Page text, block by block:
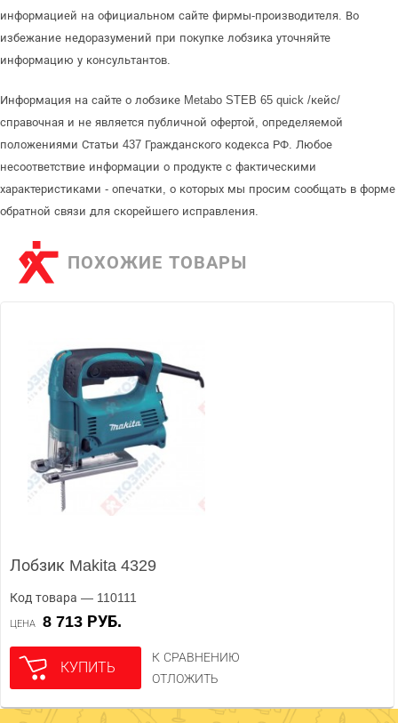
информацией на официальном сайте фирмы-производителя. Во
избежание недоразумений при покупке лобзика уточняйте
информацию у консультантов.
Информация на сайте о лобзике Metabo STEB 65 quick /кейс/
справочная и не является публичной офертой, определяемой
положениями Статьи 437 Гражданского кодекса РФ. Любое
несоответствие информации о продукте с фактическими
характеристиками - опечатки, о которых мы просим сообщать в форме
обратной связи для скорейшего исправления.
ПОХОЖИЕ ТОВАРЫ
Лобзик Makita 4329
Код товара — 110111
ЦЕНА 8 713 РУБ.
КУПИТЬ
К СРАВНЕНИЮ
ОТЛОЖИТЬ